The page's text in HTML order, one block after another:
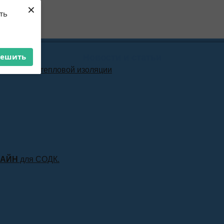
×
тепловой изоляции
для СОДК.